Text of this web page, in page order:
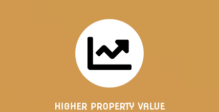

HIGHER PROPERTY VALUE